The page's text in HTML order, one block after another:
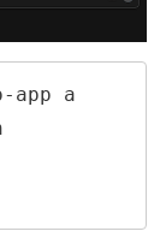
app a